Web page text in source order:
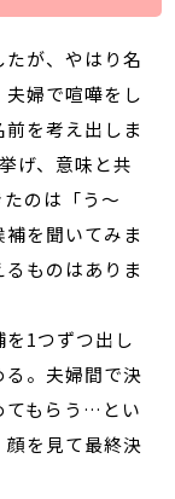
が、やはり名
婦で喧嘩をし
を考え出しま
げ、意味と共
のは「う～
を聞いてみま
ものはありま
1つずつ出し
。夫婦間で決
てもらう…とい
を見て最終決